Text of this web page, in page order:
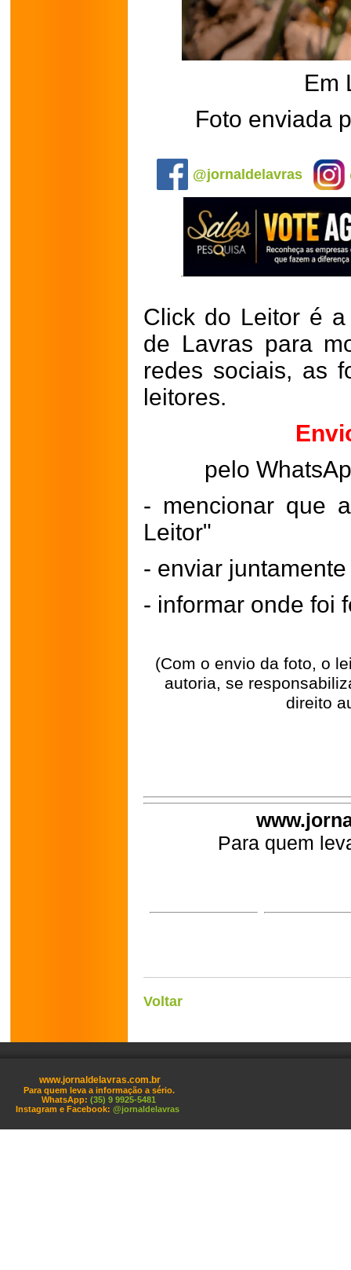
Em
Foto enviada
@jornaldelavras
Click do Leitor é
de Lavras para
redes sociais, as
leitores.
pelo
- mencionar que
Leitor"
- enviar
- informar onde foi
(Com o envio da foto, o
autoria, se
direito
Para quem
Voltar
www.jornaldelavras.com.br
Para quem leva a informação a sério.
WhatsApp: (35) 9 9925-5481
Instagram e Facebook: @jornaldelavras